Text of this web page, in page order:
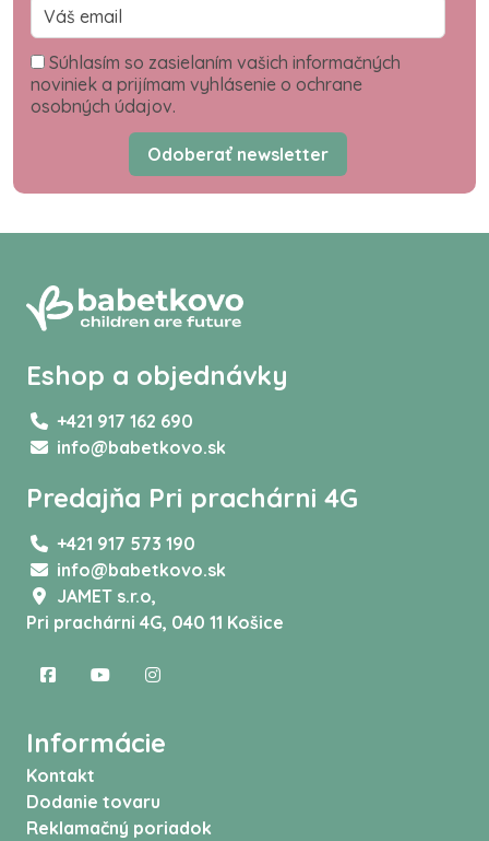
Súhlasím so zasielaním vašich informačných
noviniek a prijímam vyhlásenie o ochrane
osobných údajov.
Odoberať newsletter
Eshop a objednávky
+421 917 162 690
info@babetkovo.sk
Predajňa Pri prachárni 4G
+421 917 573 190
info@babetkovo.sk
JAMET s.r.o,
Pri prachárni 4G, 040 11 Košice
Informácie
Kontakt
Dodanie tovaru
Reklamačný poriadok